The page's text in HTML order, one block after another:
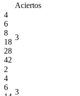
Aciertos
4
6
8
18
28
42
3
2
4
6
3